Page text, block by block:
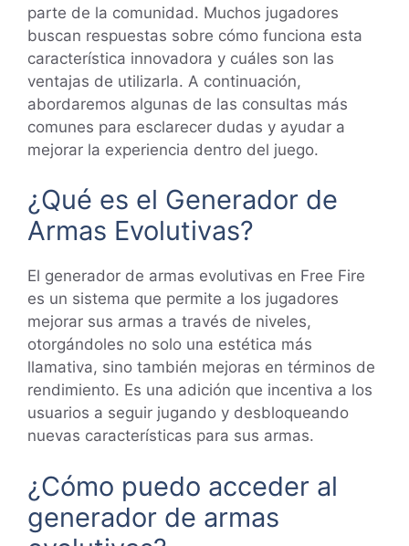
parte de la comunidad. Muchos jugadores
buscan respuestas sobre cómo funciona esta
característica innovadora y cuáles son las
ventajas de utilizarla. A continuación,
abordaremos algunas de las consultas más
comunes para esclarecer dudas y ayudar a
mejorar la experiencia dentro del juego.
¿Qué es el Generador de
Armas Evolutivas?
El generador de armas evolutivas en Free Fire
es un sistema que permite a los jugadores
mejorar sus armas a través de niveles,
otorgándoles no solo una estética más
llamativa, sino también mejoras en términos de
rendimiento. Es una adición que incentiva a los
usuarios a seguir jugando y desbloqueando
nuevas características para sus armas.
¿Cómo puedo acceder al
generador de armas